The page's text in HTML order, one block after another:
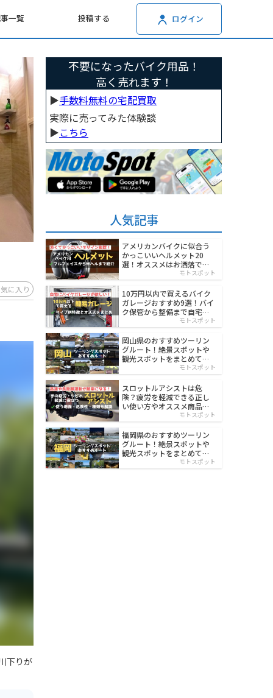
一覧 投稿する ログイン
に入り
下りが
不要になったバイク用品！
高く売れます！
▶︎手数料無料の宅配買取
実際に売ってみた体験談
▶︎こちら
人気記事
アメリカンバイクに似合う
かっこいいヘルメット20
選！オススメはお洒落でワ
モトスポット
10万円以内で買えるバイク
ガレージおすすめ9選！バイ
ク保管から整備まで自宅で
モトスポット
岡山県のおすすめツーリン
グルート！絶景スポットや
観光スポットをまとめて紹
モトスポット
スロットルアシストは危
険？疲労を軽減できる正し
い使い方やオススメ商品を
モトスポット
福岡県のおすすめツーリン
グルート！絶景スポットや
観光スポットをまとめて紹
モトスポット